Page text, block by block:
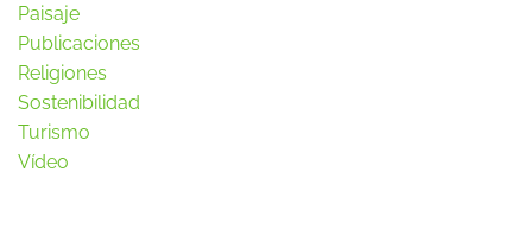
Paisaje
Publicaciones
Religiones
Sostenibilidad
Turismo
Vídeo